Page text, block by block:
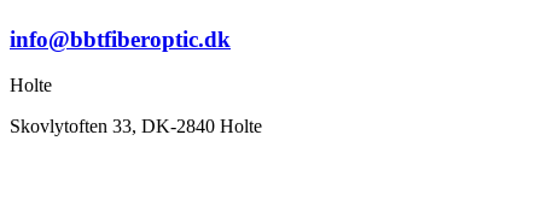
info@bbtfiberoptic.dk
Holte
Skovlytoften 33, DK-2840 Holte